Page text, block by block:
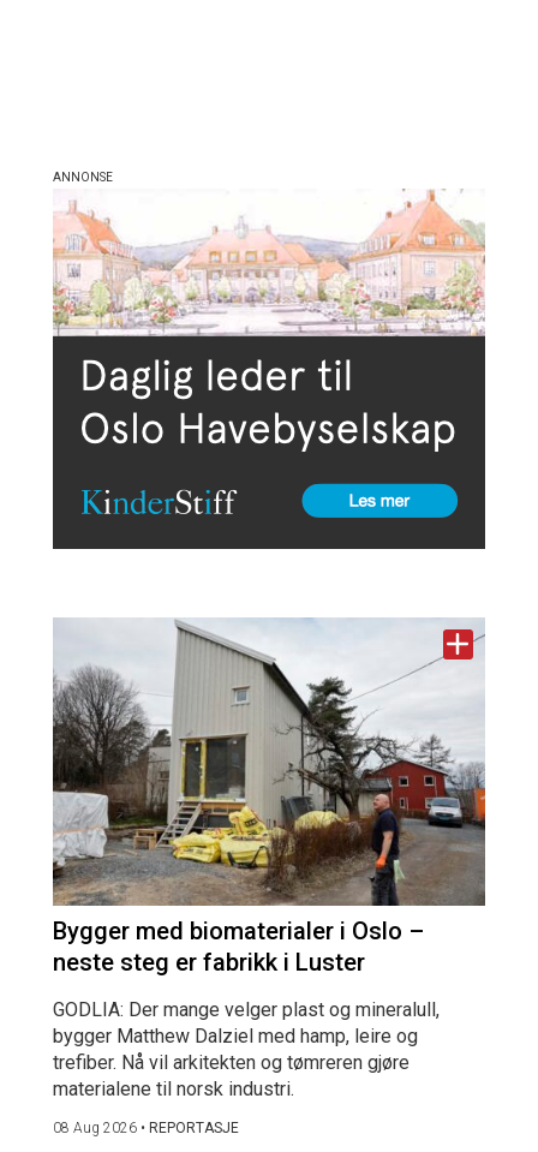
Bygger med biomaterialer i Oslo –
neste steg er fabrikk i Luster
GODLIA: Der mange velger plast og mineralull,
bygger Matthew Dalziel med hamp, leire og
trefiber. Nå vil arkitekten og tømreren gjøre
materialene til norsk industri.
08 Aug 2026 • REPORTASJE